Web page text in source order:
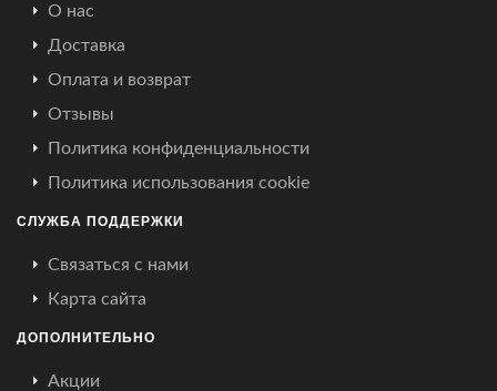
О нас
Доставка
Оплата и возврат
Отзывы
Политика конфиденциальности
Политика использования cookie
СЛУЖБА ПОДДЕРЖКИ
Связаться с нами
Карта сайта
ДОПОЛНИТЕЛЬНО
Акции